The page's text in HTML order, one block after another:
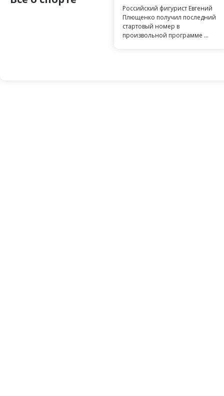
Российский фигурист Евгений
Плющенко получил последний
стартовый номер в
произвольной программе ...